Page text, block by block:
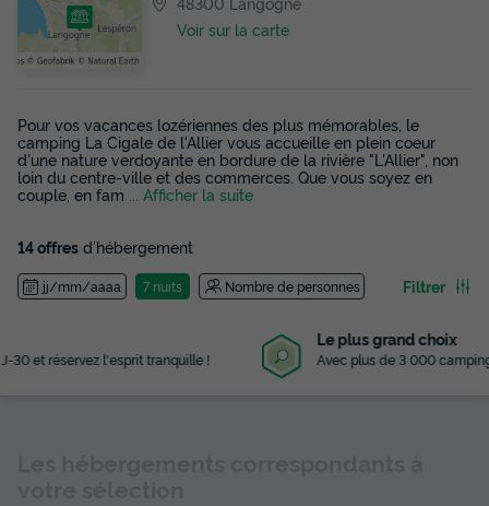
Voir sur la carte
Pour vos vacances lozériennes des plus mémorables, le
camping La Cigale de l'Allier vous accueille en plein coeur
d'une nature verdoyante en bordure de la rivière "L'Allier", non
loin du centre-ville et des commerces. Que vous soyez en
couple, en fam
... Afficher la suite
14 offres d'hébergement
jj/mm/aaaa 7 nuits Nombre de personnes Filtrer
Avec plus de 3 000 campings référencés